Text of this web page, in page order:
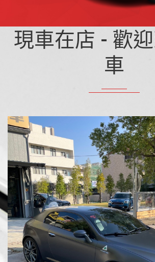
現車在店 - 歡
車